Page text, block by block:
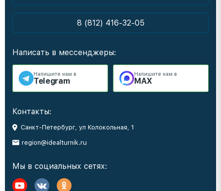
8 (812) 416-32-05
Написать в мессенджеры:
Напишите нам в
Telegram
Напишите нам в
MAX
Контакты:
Санкт-Петербург, ул Колокольная, 1
region@idealturnik.ru
Мы в социальных сетях: